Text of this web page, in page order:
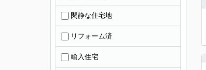
閑静な住宅地
リフォーム済
輸入住宅